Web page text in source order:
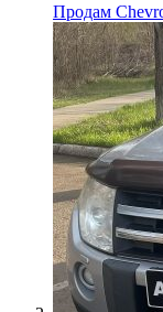
Продам